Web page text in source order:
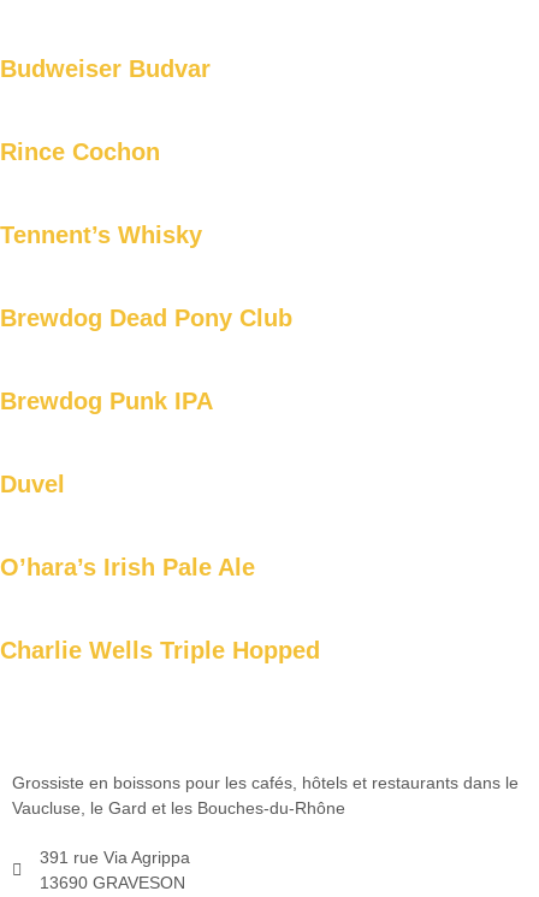
Budweiser Budvar
Rince Cochon
Tennent’s Whisky
Brewdog Dead Pony Club
Brewdog Punk IPA
Duvel
O’hara’s Irish Pale Ale
Charlie Wells Triple Hopped
Grossiste en boissons pour les cafés, hôtels et restaurants dans le
Vaucluse, le Gard et les Bouches-du-Rhône
391 rue Via Agrippa
13690 GRAVESON